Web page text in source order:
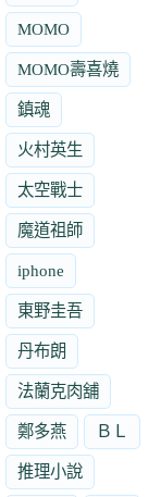
MOMO
MOMO壽喜燒
鎮魂
火村英生
太空戰士
魔道祖師
iphone
東野圭吾
丹布朗
法蘭克肉舖
鄭多燕 ＢＬ
推理小說